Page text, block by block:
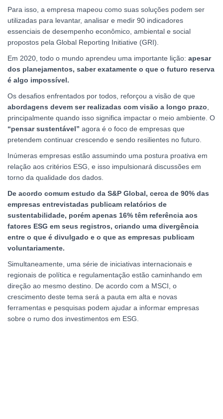
Para isso, a empresa mapeou como suas soluções podem ser
utilizadas para levantar, analisar e medir 90 indicadores
essenciais de desempenho econômico, ambiental e social
propostos pela Global Reporting Initiative (GRI).
Em 2020, todo o mundo aprendeu uma importante lição: apesar
dos planejamentos, saber exatamente o que o futuro reserva
é algo impossível.
Os desafios enfrentados por todos, reforçou a visão de que
abordagens devem ser realizadas com visão a longo prazo
principalmente quando isso significa impactar o meio ambiente. O
“pensar sustentável” agora é o foco de empresas que
pretendem continuar crescendo e sendo resilientes no futuro.
Inúmeras empresas estão assumindo uma postura proativa em
relação aos critérios ESG, e isso impulsionará discussões em
torno da qualidade dos dados.
De acordo comum estudo da S&P Global, cerca de 90% das
empresas entrevistadas publicam relatórios de
sustentabilidade, porém apenas 16% têm referência aos
fatores ESG em seus registros, criando uma divergência
entre o que é divulgado e o que as empresas publicam
voluntariamente.
Simultaneamente, uma série de iniciativas internacionais e
regionais de política e regulamentação estão caminhando em
direção ao mesmo destino. De acordo com a MSCI, o
crescimento deste tema será a pauta em alta e novas
ferramentas e pesquisas podem ajudar a informar empresas
sobre o rumo dos investimentos em ESG.